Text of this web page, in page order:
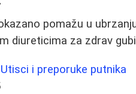
pomažu u
diureticima za zdrav
i preporuke putnika